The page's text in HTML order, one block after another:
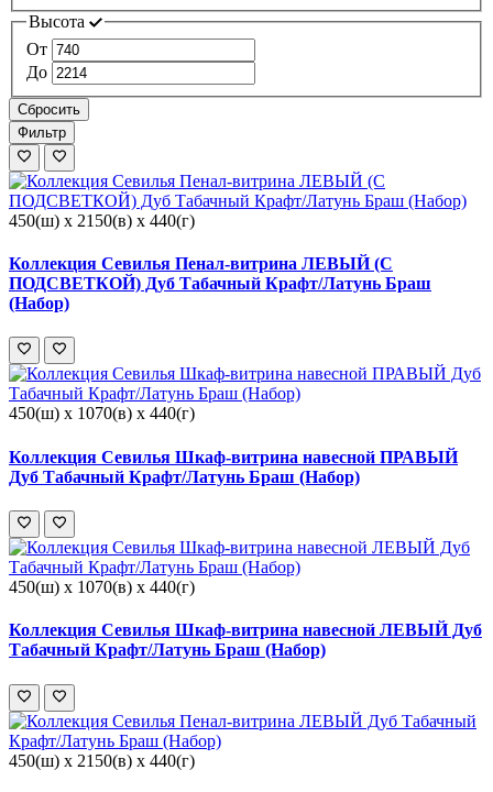
Высота
От
До
Сбросить
Фильтр
450(ш) x 2150(в) x 440(г)
Коллекция Севилья Пенал-витрина ЛЕВЫЙ (С
ПОДСВЕТКОЙ) Дуб Табачный Крафт/Латунь Браш
(Набор)
450(ш) x 1070(в) x 440(г)
Коллекция Севилья Шкаф-витрина навесной ПРАВЫЙ
Дуб Табачный Крафт/Латунь Браш (Набор)
450(ш) x 1070(в) x 440(г)
Коллекция Севилья Шкаф-витрина навесной ЛЕВЫЙ Дуб
Табачный Крафт/Латунь Браш (Набор)
450(ш) x 2150(в) x 440(г)